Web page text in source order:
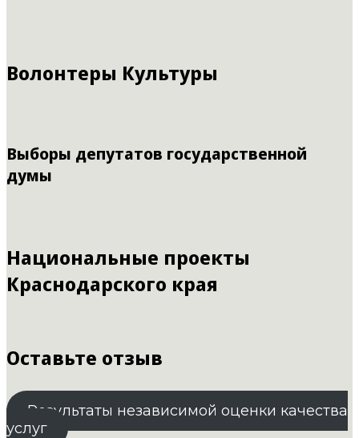
Волонтеры Культуры
Выборы депутатов государственной
думы
Национальные проекты
Краснодарского края
Оставьте отзыв
Результаты независимой оценки качества
услуг